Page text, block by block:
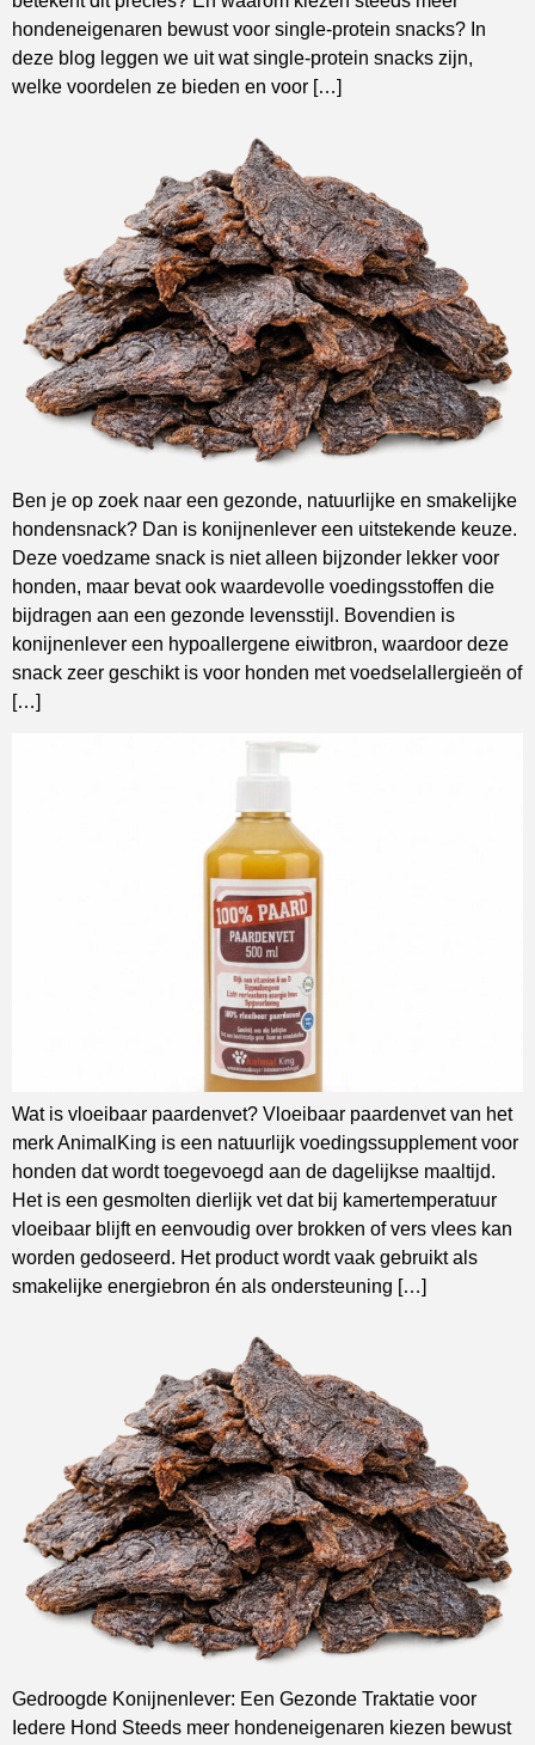
hondeneigenaren bewust voor single-protein snacks? In
deze blog leggen we uit wat single-protein snacks zijn,
welke voordelen ze bieden en voor […]
Ben je op zoek naar een gezonde, natuurlijke en smakelijke
hondensnack? Dan is konijnenlever een uitstekende keuze.
Deze voedzame snack is niet alleen bijzonder lekker voor
honden, maar bevat ook waardevolle voedingsstoffen die
bijdragen aan een gezonde levensstijl. Bovendien is
konijnenlever een hypoallergene eiwitbron, waardoor deze
snack zeer geschikt is voor honden met voedselallergieën of
[…]
Wat is vloeibaar paardenvet? Vloeibaar paardenvet van het
merk AnimalKing is een natuurlijk voedingssupplement voor
honden dat wordt toegevoegd aan de dagelijkse maaltijd.
Het is een gesmolten dierlijk vet dat bij kamertemperatuur
vloeibaar blijft en eenvoudig over brokken of vers vlees kan
worden gedoseerd. Het product wordt vaak gebruikt als
smakelijke energiebron én als ondersteuning […]
Gedroogde Konijnenlever: Een Gezonde Traktatie voor
Iedere Hond Steeds meer hondeneigenaren kiezen bewust